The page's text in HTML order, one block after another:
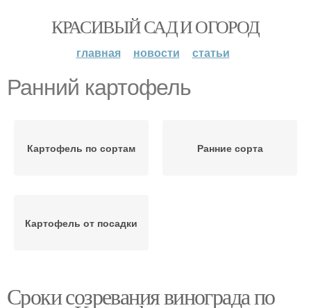
КРАСИВЫЙ САД И ОГОРОД
главная новости статьи
Ранний картофель
Картофель по сортам Ранние сорта
Картофель от посадки
Сроки созревания винограда по